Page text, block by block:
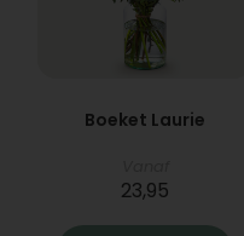
Boeket Laurie
23,95